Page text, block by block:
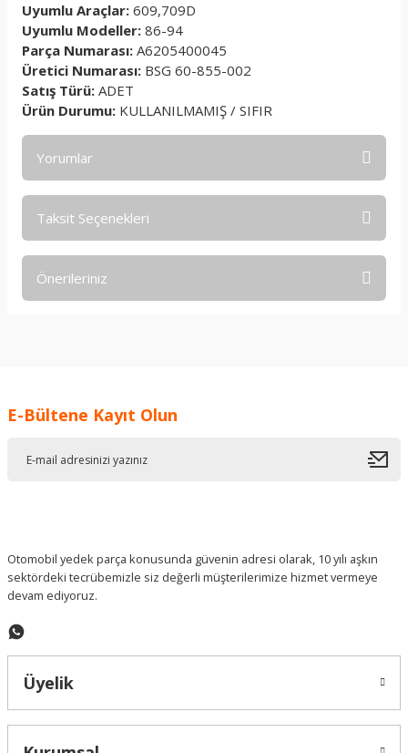
Uyumlu Araçlar: 609,709D
Uyumlu Modeller: 86-94
Parça Numarası: A6205400045
Üretici Numarası: BSG 60-855-002
Satış Türü: ADET
Ürün Durumu: KULLANILMAMIŞ / SIFIR
Yorumlar
Taksit Seçenekleri
Önerileriniz
Ürün resmi kalitesiz, bozuk veya görüntülenemiyor.
E-Bültene Kayıt Olun
Otomobil yedek parça konusunda güvenin adresi olarak, 10 yılı aşkın
sektördeki tecrübemizle siz değerli müşterilerimize hizmet vermeye
devam ediyoruz.
Üyelik